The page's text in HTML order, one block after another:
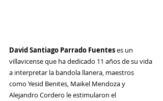
David Santiago Parrado Fuentes es un
villavicense que ha dedicado 11 años de su vida
a interpretar la bandola llanera, maestros
como Yesid Benites, Maikel Mendoza y
Alejandro Cordero le estimularon el